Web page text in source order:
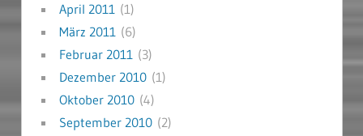
April 2011(1)
März 2011(6)
Februar 2011(3)
Dezember 2010(1)
Oktober 2010(4)
September 2010(2)